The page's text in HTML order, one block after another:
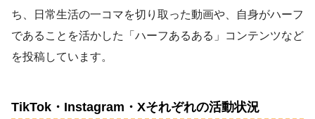
ち、日常生活の一コマを切り取った動画や、自身がハーフ
であることを活かした「ハーフあるある」コンテンツなど
を投稿しています。
TikTok・Instagram・Xそれぞれの活動状況